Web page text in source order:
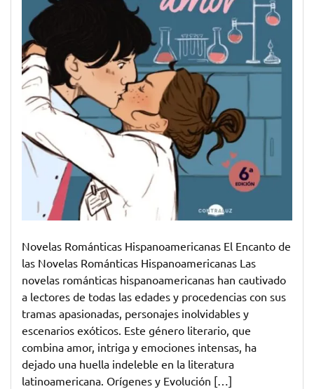
Novelas Románticas Hispanoamericanas El Encanto de
las Novelas Románticas Hispanoamericanas Las
novelas románticas hispanoamericanas han cautivado
a lectores de todas las edades y procedencias con sus
tramas apasionadas, personajes inolvidables y
escenarios exóticos. Este género literario, que
combina amor, intriga y emociones intensas, ha
dejado una huella indeleble en la literatura
latinoamericana. Orígenes y Evolución […]